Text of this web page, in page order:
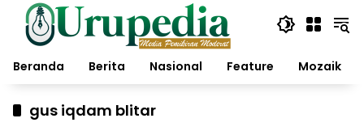
Langsung
konten
Beranda
Berita Nasional Feature Mozaik
gus iqdam blitar